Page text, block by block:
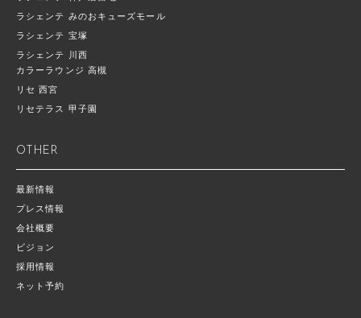
ラシェンテ みのおキューズモール
ラシェンテ 宝塚
ラシェンテ 川西
カラーラウンジ 高槻
リセ 西宮
リセテラス 甲子園
OTHER
最新情報
プレス情報
会社概要
ビジョン
採用情報
ネット予約